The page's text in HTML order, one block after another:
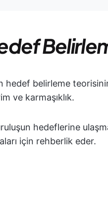
hedef belirleme
ve karmaşıklık.
hedeflerine
için rehberlik eder.